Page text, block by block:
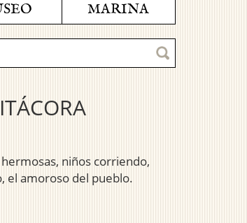
MARINA
niños corriendo,
el amoroso del pueblo.